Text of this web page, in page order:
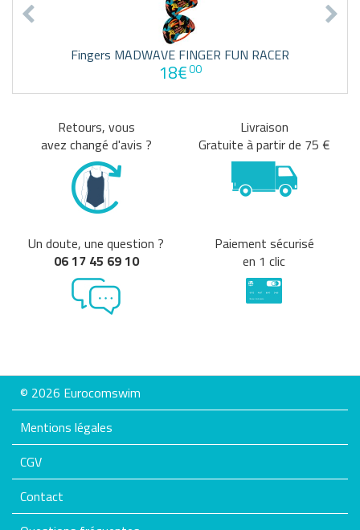
Fingers MADWAVE FINGER FUN RACER
18€00
Retours, vous
avez changé d'avis ?
Livraison
Gratuite à partir de 75 €
Un doute, une question ?
06 17 45 69 10
Paiement sécurisé
en 1 clic
© 2026 Eurocomswim
Mentions légales
CGV
Contact